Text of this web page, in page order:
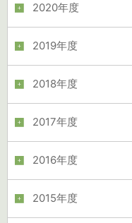
2020年度
2019年度
2018年度
2017年度
2016年度
2015年度